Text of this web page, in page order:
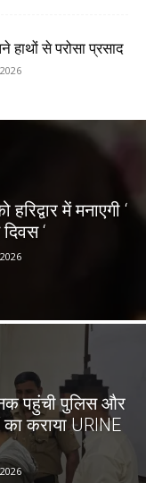
हाथों से परोसा प्रसाद
में मनाएगी ‘
‘
पहुंची पुलिस और
कराया URINE